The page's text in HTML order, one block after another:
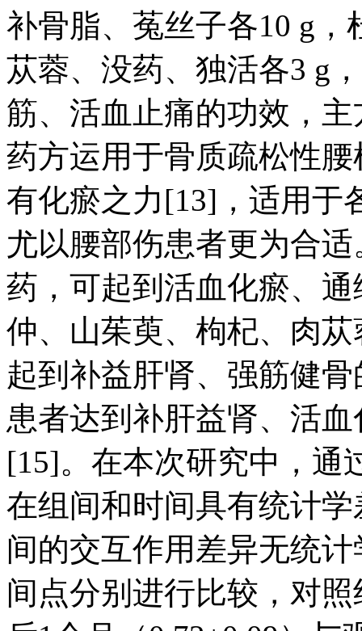
补骨脂、菟丝子各10 g
苁蓉、没药、独活各3 g
筋、活血止痛的功效，
药方运用于骨质疏松性
有化瘀之力[13]，适用于
尤以腰部伤患者更为合
药，可起到活血化瘀、
仲、山茱萸、枸杞、肉
起到补益肝肾、强筋健
患者达到补肝益肾、活
[15]。在本次研究中，通
在组间和时间具有统计
间的交互作用差异无统
间点分别进行比较，对